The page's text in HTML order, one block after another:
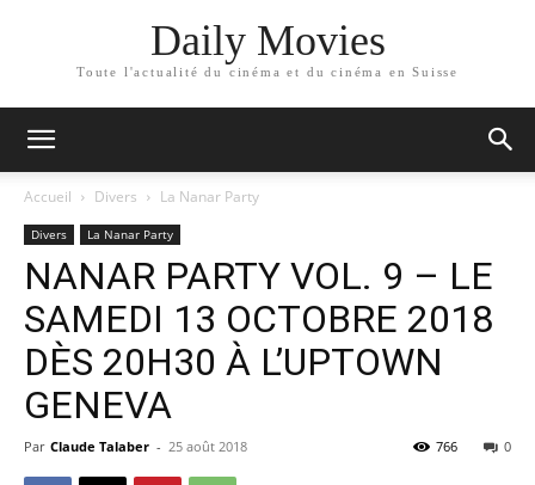
Daily Movies
Toute l'actualité du cinéma et du cinéma en Suisse
Accueil Divers La Nanar Party
Divers La Nanar Party
NANAR PARTY VOL. 9 – LE
SAMEDI 13 OCTOBRE 2018
DÈS 20H30 À L’UPTOWN
GENEVA
Par Claude Talaber - 25 août 2018 0
766